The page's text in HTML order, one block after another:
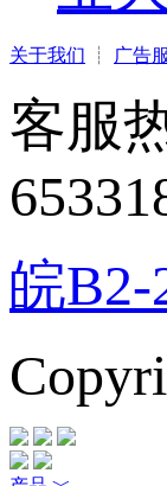
关于我们 ┊ 广告
客服
皖B2-